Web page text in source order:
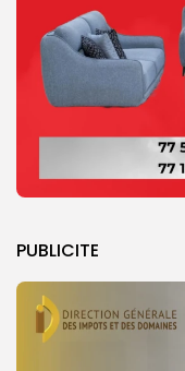
PUBLICITE